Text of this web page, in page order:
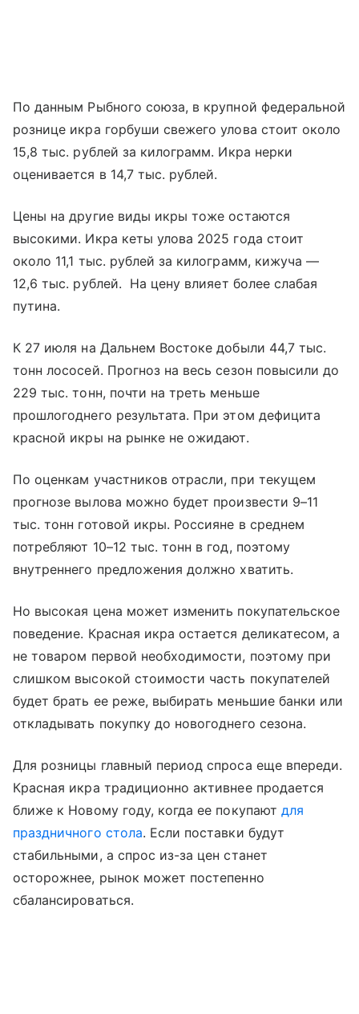
По данным Рыбного союза, в крупной федеральной
рознице икра горбуши свежего улова стоит около
15,8 тыс. рублей за килограмм. Икра нерки
оценивается в 14,7 тыс. рублей.
Цены на другие виды икры тоже остаются
высокими. Икра кеты улова 2025 года стоит
около 11,1 тыс. рублей за килограмм, кижуча —
12,6 тыс. рублей. На цену влияет более слабая
путина.
К 27 июля на Дальнем Востоке добыли 44,7 тыс.
тонн лососей. Прогноз на весь сезон повысили до
229 тыс. тонн, почти на треть меньше
прошлогоднего результата. При этом дефицита
красной икры на рынке не ожидают.
По оценкам участников отрасли, при текущем
прогнозе вылова можно будет произвести 9–11
тыс. тонн готовой икры. Россияне в среднем
потребляют 10–12 тыс. тонн в год, поэтому
внутреннего предложения должно хватить.
Но высокая цена может изменить покупательское
поведение. Красная икра остается деликатесом, а
не товаром первой необходимости, поэтому при
слишком высокой стоимости часть покупателей
будет брать ее реже, выбирать меньшие банки или
откладывать покупку до новогоднего сезона.
Для розницы главный период спроса еще впереди.
Красная икра традиционно активнее продается
ближе к Новому году, когда ее покупают для
праздничного стола. Если поставки будут
стабильными, а спрос из-за цен станет
осторожнее, рынок может постепенно
сбалансироваться.